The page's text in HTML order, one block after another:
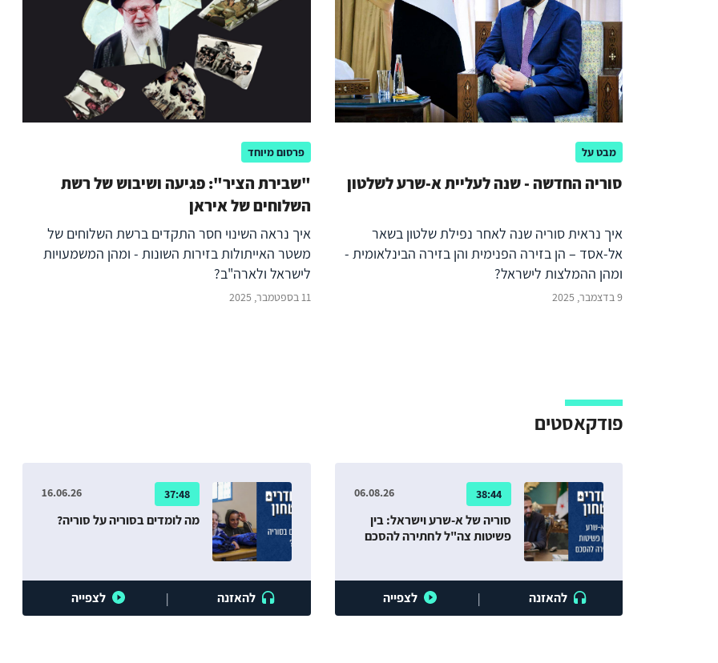
מבט על
סוריה החדשה - שנה לעליית א-שרע לשלטון
איך נראית סוריה שנה לאחר נפילת שלטון בשאר
אל-אסד – הן בזירה הפנימית והן בזירה הבינלאומית -
ומהן ההמלצות לישראל?
9 בדצמבר, 2025
פרסום מיוחד
"שבירת הציר": פגיעה ושיבוש של רשת
השלוחים של איראן
איך נראה השינוי חסר התקדים ברשת השלוחים של
משטר האייתולות בזירות השונות - ומהן המשמעויות
לישראל ולארה"ב?
11 בספטמבר, 2025
פודקאסטים
38:44
06.08.26
סוריה של א-שרע וישראל: בין
פשיטות צה"ל לחתירה להסכם
להאזנה | לצפייה
37:48
16.06.26
מה לומדים בסוריה על סוריה?
להאזנה | לצפייה